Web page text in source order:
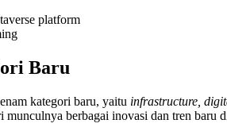
platform
Baru
kategori baru, yaitu infrastructure,
munculnya berbagai inovasi dan tren baru